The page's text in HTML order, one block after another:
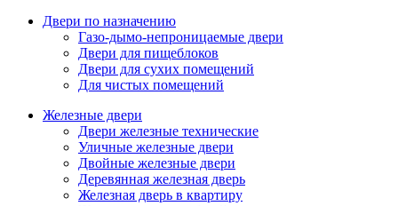
Двери по назначению
Газо-дымо-непроницаемые двери
Двери для пищеблоков
Двери для сухих помещений
Для чистых помещений
Железные двери
Двери железные технические
Уличные железные двери
Двойные железные двери
Деревянная железная дверь
Железная дверь в квартиру